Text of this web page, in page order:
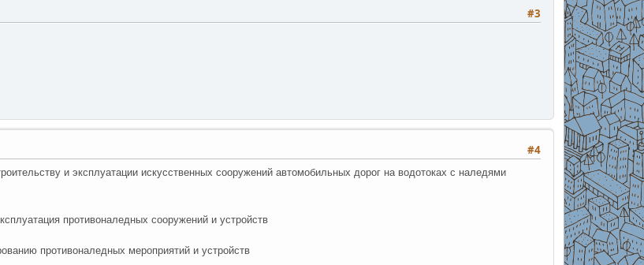
#3
#4
и эксплуатации искусственных сооружений автомобильных дорог на водотоках с наледями
противоналедных сооружений и устройств
противоналедных мероприятий и устройств